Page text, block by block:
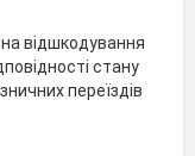
відшкодування
стану
переїздів